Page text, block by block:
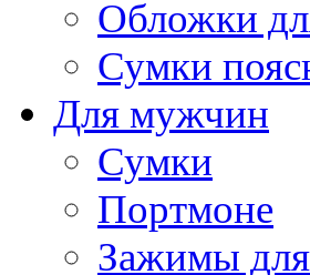
Обложки
Сумки
Для мужчин
Сумки
Портмоне
Зажимы